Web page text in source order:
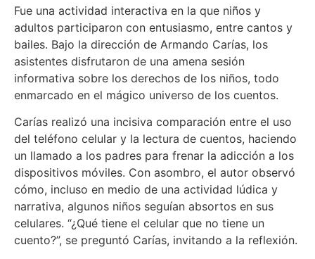
Fue una actividad interactiva en la que niños y
adultos participaron con entusiasmo, entre cantos y
bailes. Bajo la dirección de Armando Carías, los
asistentes disfrutaron de una amena sesión
informativa sobre los derechos de los niños, todo
enmarcado en el mágico universo de los cuentos.
Carías realizó una incisiva comparación entre el uso
del teléfono celular y la lectura de cuentos, haciendo
un llamado a los padres para frenar la adicción a los
dispositivos móviles. Con asombro, el autor observó
cómo, incluso en medio de una actividad lúdica y
narrativa, algunos niños seguían absortos en sus
celulares. “¿Qué tiene el celular que no tiene un
cuento?”, se preguntó Carías, invitando a la reflexión.